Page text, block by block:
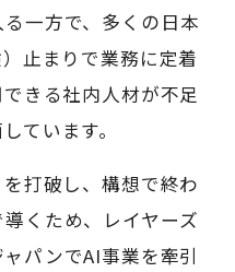
一方で、多くの日本
止まりで業務に定着
きる社内人材が不足
ています。
打破し、構想で終わ
くため、レイヤーズ
パンでAI事業を牽引